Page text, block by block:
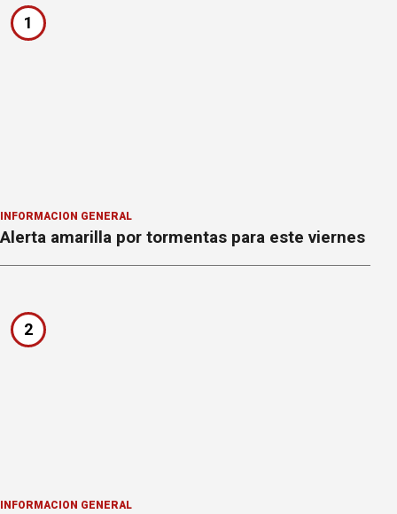
1
INFORMACION GENERAL
Alerta amarilla por tormentas para este viernes
2
INFORMACION GENERAL